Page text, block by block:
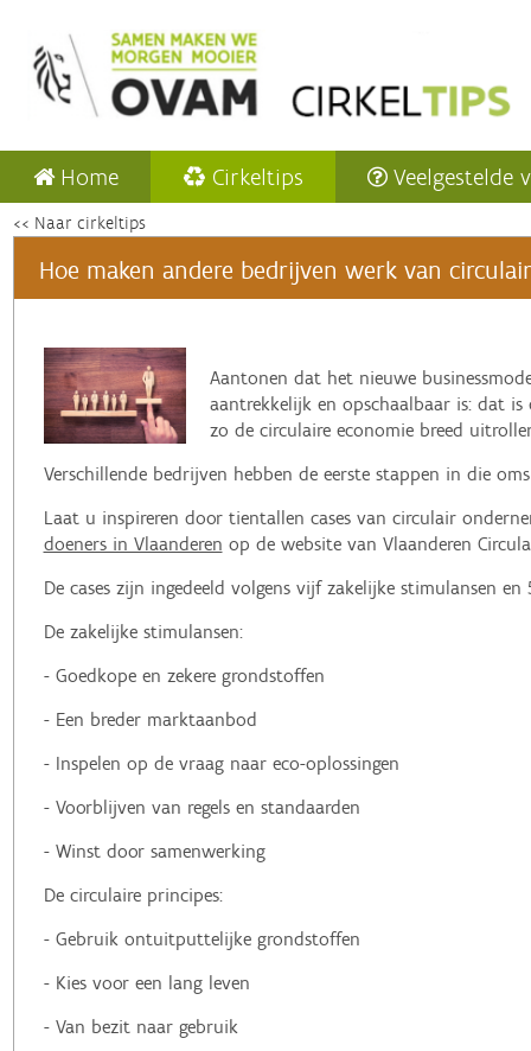
Home Cirkeltips Veelgestelde
<< Naar cirkeltips
Hoe maken andere bedrijven werk van
‌Aantonen dat het nieuwe
aantrekkelijk en opschaalbaar is: dat is
zo de circulaire economie breed
Verschillende bedrijven hebben de eerste stappen in die
Laat u inspireren door tientallen cases van circulair
doeners in Vlaanderen op de website van Vlaanderen
De cases zijn ingedeeld volgens vijf zakelijke stimulansen en
De zakelijke stimulansen:
- Goedkope en zekere grondstoffen
- Een breder marktaanbod
- Inspelen op de vraag naar eco-oplossingen
- Voorblijven van regels en standaarden
- Winst door samenwerking
De circulaire principes:
- Gebruik ontuitputtelijke grondstoffen
- Kies voor een lang leven
- Van bezit naar gebruik